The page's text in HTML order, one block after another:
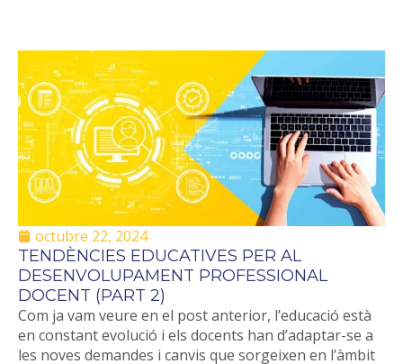
octubre 22, 2024
TENDÈNCIES EDUCATIVES PER AL
DESENVOLUPAMENT PROFESSIONAL
DOCENT (PART 2)
Com ja vam veure en el post anterior, l’educació està
en constant evolució i els docents han d’adaptar-se a
les noves demandes i canvis que sorgeixen en l’àmbit